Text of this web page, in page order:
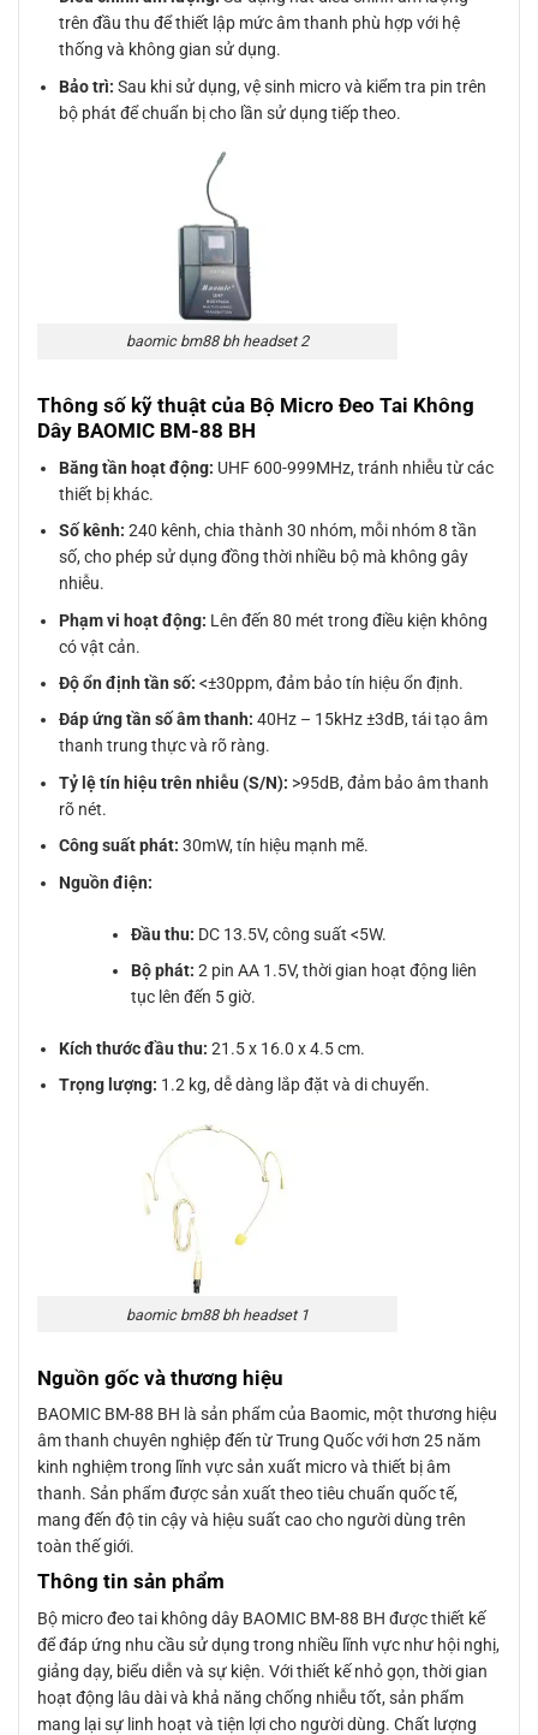
trên đầu thu để thiết lập mức âm thanh phù hợp với hệ
thống và không gian sử dụng.
Bảo trì: Sau khi sử dụng, vệ sinh micro và kiểm tra pin trên
bộ phát để chuẩn bị cho lần sử dụng tiếp theo.
baomic bm88 bh headset 2
Thông số kỹ thuật của Bộ Micro Đeo Tai Không
Dây BAOMIC BM-88 BH
Băng tần hoạt động: UHF 600-999MHz, tránh nhiễu từ các
thiết bị khác.
Số kênh: 240 kênh, chia thành 30 nhóm, mỗi nhóm 8 tần
số, cho phép sử dụng đồng thời nhiều bộ mà không gây
nhiễu.
Phạm vi hoạt động: Lên đến 80 mét trong điều kiện không
có vật cản.
Độ ổn định tần số: <±30ppm, đảm bảo tín hiệu ổn định.
Đáp ứng tần số âm thanh: 40Hz – 15kHz ±3dB, tái tạo âm
thanh trung thực và rõ ràng.
Tỷ lệ tín hiệu trên nhiễu (S/N): >95dB, đảm bảo âm thanh
rõ nét.
Công suất phát: 30mW, tín hiệu mạnh mẽ.
Nguồn điện:
Đầu thu: DC 13.5V, công suất <5W.
Bộ phát: 2 pin AA 1.5V, thời gian hoạt động liên
tục lên đến 5 giờ.
Kích thước đầu thu: 21.5 x 16.0 x 4.5 cm.
Trọng lượng: 1.2 kg, dễ dàng lắp đặt và di chuyển.
baomic bm88 bh headset 1
Nguồn gốc và thương hiệu
BAOMIC BM-88 BH là sản phẩm của Baomic, một thương hiệu
âm thanh chuyên nghiệp đến từ Trung Quốc với hơn 25 năm
kinh nghiệm trong lĩnh vực sản xuất micro và thiết bị âm
thanh. Sản phẩm được sản xuất theo tiêu chuẩn quốc tế,
mang đến độ tin cậy và hiệu suất cao cho người dùng trên
toàn thế giới.
Thông tin sản phẩm
Bộ micro đeo tai không dây BAOMIC BM-88 BH được thiết kế
để đáp ứng nhu cầu sử dụng trong nhiều lĩnh vực như hội nghị,
giảng dạy, biểu diễn và sự kiện. Với thiết kế nhỏ gọn, thời gian
hoạt động lâu dài và khả năng chống nhiễu tốt, sản phẩm
mang lại sự linh hoạt và tiện lợi cho người dùng. Chất lượng